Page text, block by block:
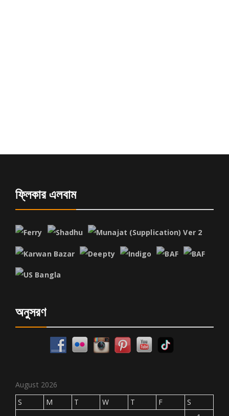
ফ্লিকার এলবাম
অনুসরণ
August 2026
S
M T W T F
S